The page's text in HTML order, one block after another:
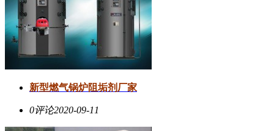
新型燃气锅炉阻垢剂厂家
0评论2020-09-11